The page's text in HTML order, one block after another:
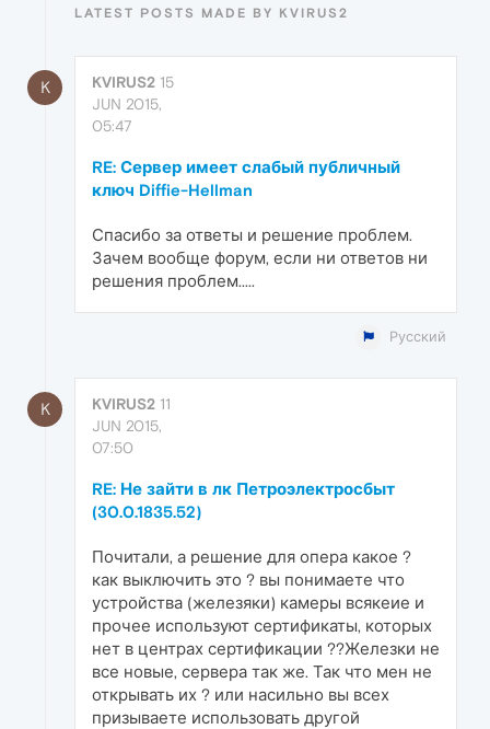
LATEST POSTS MADE BY KVIRUS2
K KVIRUS2 15
JUN 2015,
05:47
RE: Сервер имеет слабый публичный
ключ Diffie-Hellman
Спасибо за ответы и решение проблем.
Зачем вообще форум, если ни ответов ни
решения проблем.....
Русский
K KVIRUS2 11
JUN 2015,
07:50
RE: Не зайти в лк Петроэлектросбыт
(30.0.1835.52)
Почитали, а решение для опера какое ?
как выключить это ? вы понимаете что
устройства (железяки) камеры всякеие и
прочее используют сертификаты, которых
нет в центрах сертификации ??Железки не
все новые, сервера так же. Так что мен не
открывать их ? или насильно вы всех
призываете использовать другой